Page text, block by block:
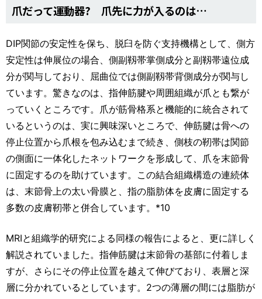
爪だって運動器? 爪先に力が入るのは…
DIP関節の安定性を保ち、脱臼を防ぐ支持機構として、側方
安定性は伸展位の場合、側副靱帯掌側成分と副靱帯遠位成
分が関与しており、屈曲位では側副靱帯背側成分が関与し
ています。驚きなのは、指伸筋腱や周囲組織が爪とも繋が
っていくところです。爪が筋骨格系と機能的に統合されて
いるというのは、実に興味深いところで、伸筋腱は骨への
停止位置から爪根を包み込むまで続き、側枝の靭帯は関節
の側面に一体化したネットワークを形成して、爪を末節骨
に固定するのを助けています。この結合組織構造の連続体
は、末節骨上の太い骨膜と、指の脂肪体を皮膚に固定する
多数の皮膚靭帯と併合しています。*10
MRIと組織学的研究による同様の報告によると、更に詳しく
解説されていました。指伸筋腱は末節骨の基部に付着しま
すが、さらにその停止位置を越えて伸びており、表層と深
層に分かれているとしています。2つの薄層の間には脂肪が